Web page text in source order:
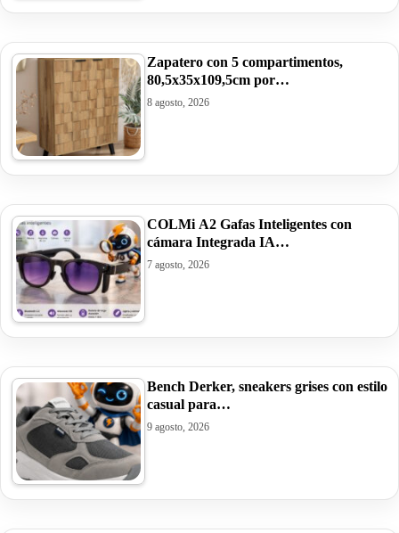
Zapatero con 5 compartimentos,
80,5x35x109,5cm por…
8 agosto, 2026
COLMi A2 Gafas Inteligentes con
cámara Integrada IA…
7 agosto, 2026
Bench Derker, sneakers grises con estilo
casual para…
9 agosto, 2026